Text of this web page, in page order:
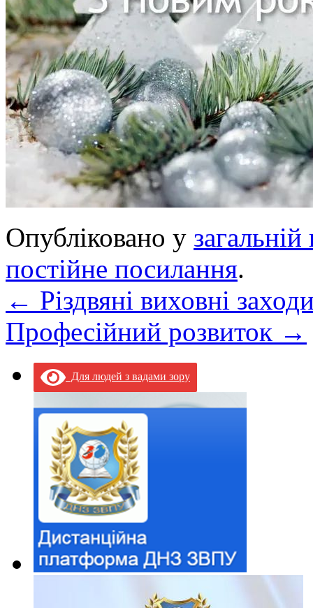
Опубліковано у загальній
постійне посилання.
← Різдвяні виховні
Професійний розвиток →
Для людей з вадами зору